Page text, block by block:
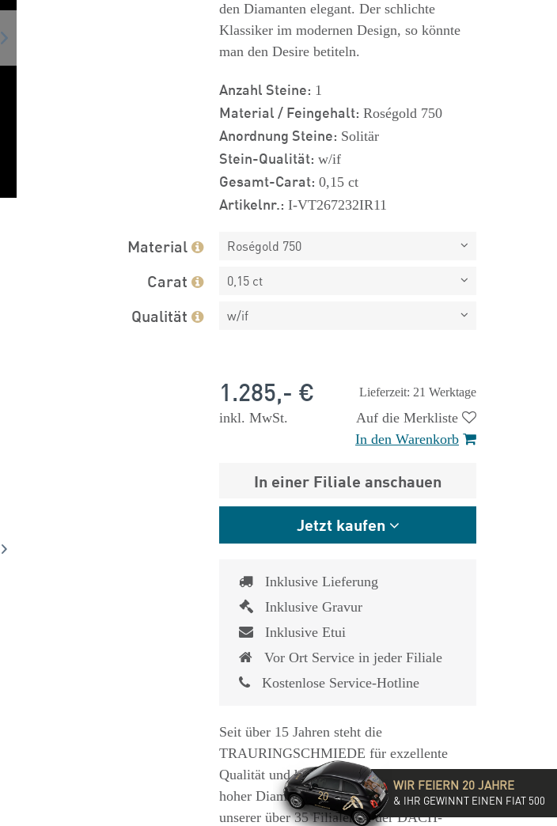
1.825,- €
den Diamanten elegant. Der schlichte
Klassiker im modernen Design, so könnte
man den Desire betiteln.
Anzahl Steine: 1
Material / Feingehalt: Roségold 750
Anordnung Steine: Solitär
Stein-Qualität: w/if
Gesamt-Carat: 0,15 ct
Artikelnr.: I-VT267232IR11
Material Roségold 750
Carat 0,15 ct
Qualität w/if
Lieferzeit: 21 Werktage
1.285,- €
inkl. MwSt.
Auf die Merkliste
In den Warenkorb
In einer Filiale anschauen
Jetzt kaufen
Inklusive Lieferung
Inklusive Gravur
Inklusive Etui
Vor Ort Service in jeder Filiale
Kostenlose Service-Hotline
Seit über 15 Jahren steht die
TRAURINGSCHMIEDE für exzellente
Qualität und hochwertige Beratung mit
hoher Diamantkompetenz. Besucht eine
unserer über 35 Filialen in der DACH-
WIR FEIERN 20 JAHRE
& IHR GEWINNT EINEN FIAT 500